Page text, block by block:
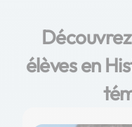
élèves en